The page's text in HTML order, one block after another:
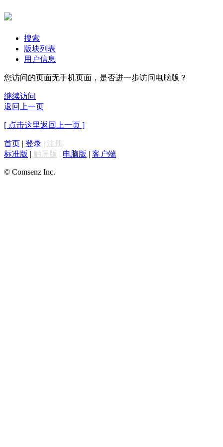
搜索
版块列表
用户信息
您访问的页面无手机页面，是否进一步访问电脑版？
继续访问
返回上一页
[ 点击这里返回上一页 ]
首页 | 登录 | 注册
标准版 | 触屏版 | 电脑版 | 客户端
© Comsenz Inc.